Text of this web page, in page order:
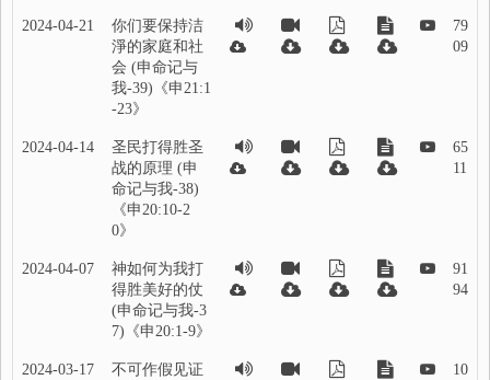
2024-04-21
你们要保持洁
淨的家庭和社
会 (申命记与
我-39)《申21:1
-23》
79
09
2024-04-14
圣民打得胜圣
战的原理 (申
命记与我-38)
《申20:10-2
0》
65
11
2024-04-07
神如何为我打
得胜美好的仗
(申命记与我-3
7)《申20:1-9》
91
94
2024-03-17
不可作假见证
10